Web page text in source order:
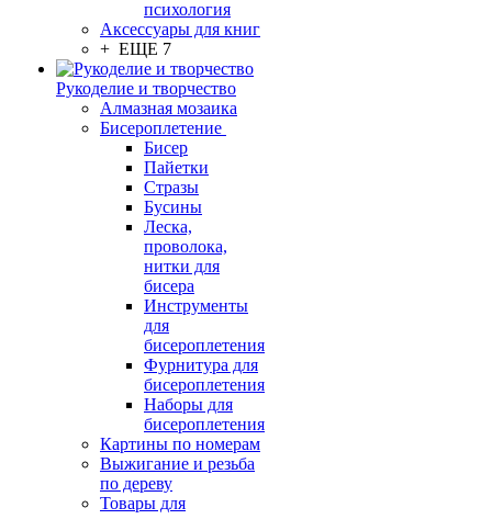
психология
Аксессуары для книг
+ ЕЩЕ 7
Рукоделие и творчество
Алмазная мозаика
Бисероплетение
Бисер
Пайетки
Стразы
Бусины
Леска,
проволока,
нитки для
бисера
Инструменты
для
бисероплетения
Фурнитура для
бисероплетения
Наборы для
бисероплетения
Картины по номерам
Выжигание и резьба
по дереву
Товары для